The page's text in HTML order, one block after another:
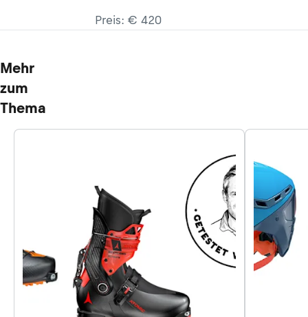
Preis: € 420
Mehr
zum
Thema